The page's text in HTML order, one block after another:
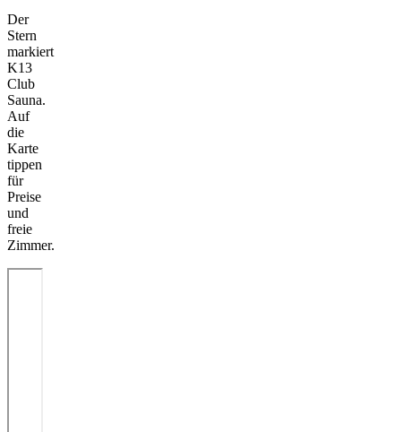
Der
Stern
markiert
K13
Club
Sauna.
Auf
die
Karte
tippen
für
Preise
und
freie
Zimmer.